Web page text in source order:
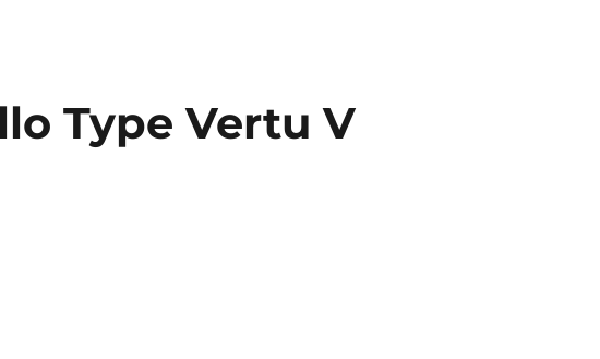
Type Vertu V